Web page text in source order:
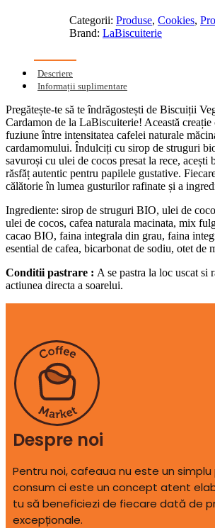
Categorii: Produse, Cookies,
Brand: LaBiscuiterie
Descriere
Informații suplimentare
Pregătește-te să te îndrăgostești de Biscuiții
Cardamon de la LaBiscuiterie! Această creație
fuziune între intensitatea cafelei naturale
cardamomului. Îndulciți cu sirop de struguri
savuroși cu ulei de cocos presat la rece, acești
răsfăț autentic pentru papilele gustative.
călătorie în lumea gusturilor rafinate și a
Ingrediente: sirop de struguri BIO, ulei de
ulei de cocos, cafea naturala macinata, mix
cacao BIO, faina integrala din grau, faina
esential de cafea, bicarbonat de sodiu, otet de
Conditii pastrare : A se pastra la loc uscat si
actiunea directa a soarelui.
Despre noi
Pentru noi, cafeaua nu este un
consum ci este un concept atent
tu să beneficiezi de fiecare dată de
excepționale.